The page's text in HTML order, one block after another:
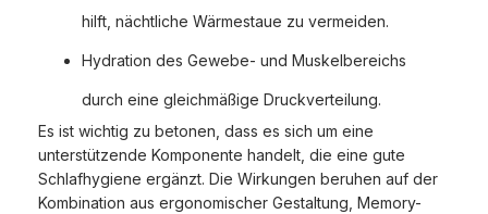
hilft, nächtliche Wärmestaue zu vermeiden.
Hydration des Gewebe- und Muskelbereichs
durch eine gleichmäßige Druckverteilung.
Es ist wichtig zu betonen, dass es sich um eine
unterstützende Komponente handelt, die eine gute
Schlafhygiene ergänzt. Die Wirkungen beruhen auf der
Kombination aus ergonomischer Gestaltung, Memory-